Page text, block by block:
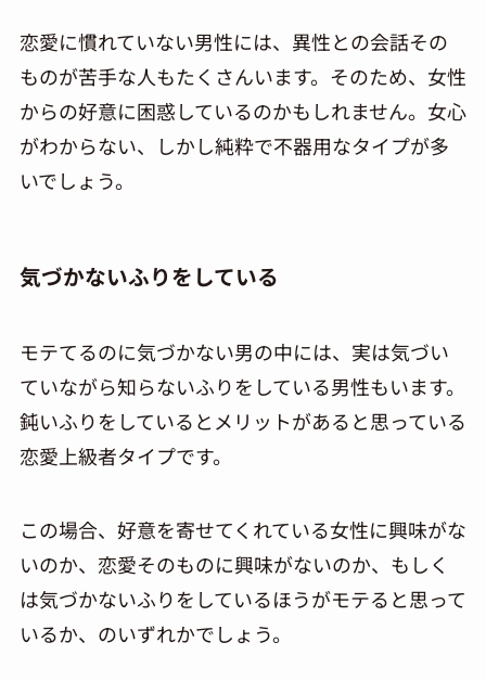
恋愛に慣れていない男性には、異性との会話その
ものが苦手な人もたくさんいます。そのため、女性
からの好意に困惑しているのかもしれません。女心
がわからない、しかし純粋で不器用なタイプが多
いでしょう。
気づかないふりをしている
モテてるのに気づかない男の中には、実は気づい
ていながら知らないふりをしている男性もいます。
鈍いふりをしているとメリットがあると思っている
恋愛上級者タイプです。
この場合、好意を寄せてくれている女性に興味がな
いのか、恋愛そのものに興味がないのか、もしく
は気づかないふりをしているほうがモテると思って
いるか、のいずれかでしょう。